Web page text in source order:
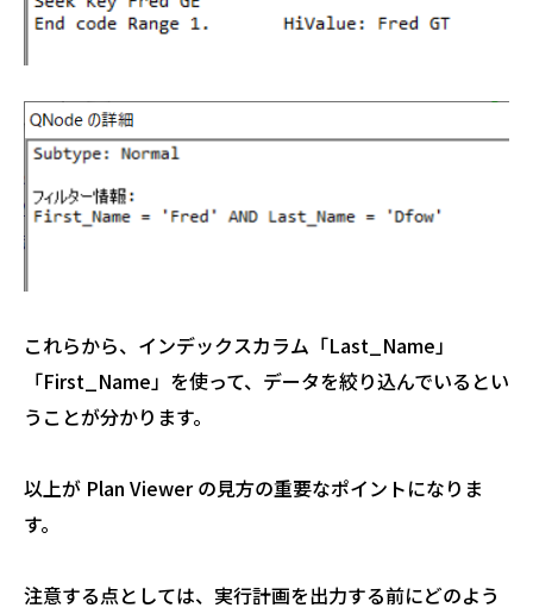
これらから、インデックスカラム「Last_Name」
「First_Name」を使って、データを絞り込んでいるとい
うことが分かります。
以上が Plan Viewer の見方の重要なポイントになりま
す。
注意する点としては、実行計画を出力する前にどのよう